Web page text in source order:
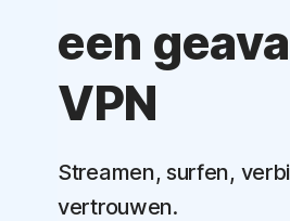
een
VPN
Streamen, surfen,
vertrouwen.